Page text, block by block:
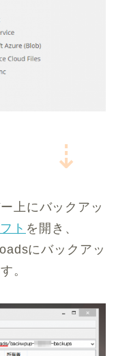
⇣
上にバックアッ
ト を開き、
にバックアッ
。